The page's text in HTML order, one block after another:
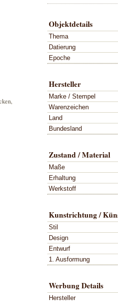
Objektdetails
Thema
Datierung
Epoche
Hersteller
Marke / Stempel
Warenzeichen
Land
Bundesland
Zustand / Material
Maße
Erhaltung
Werkstoff
Kunstrichtung /
Stil
Design
Entwurf
1. Ausformung
Werbung Details
Hersteller